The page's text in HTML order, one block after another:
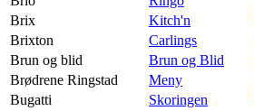
Brix
Kitch'n
Brixton
Carlings
Brun og blid
Brun og Blid
Brødrene Ringstad
Meny
Bugatti
Skoringen